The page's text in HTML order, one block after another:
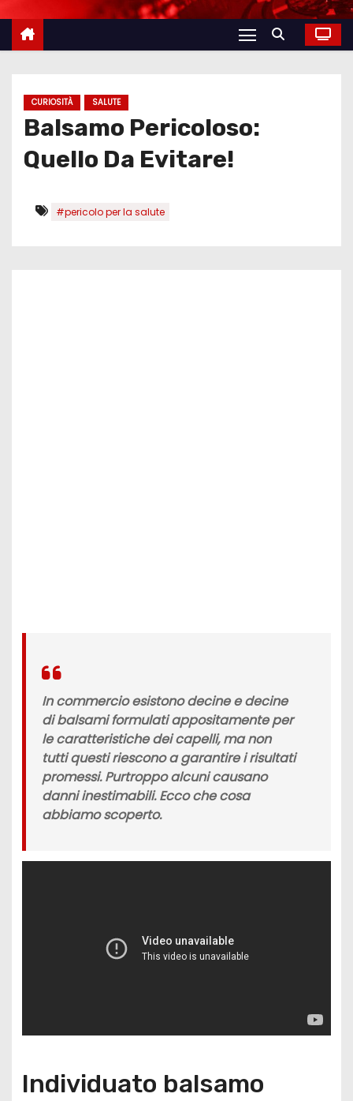
CURIOSITÀ SALUTE
Balsamo Pericoloso:
Quello Da Evitare!
#pericolo per la salute
In commercio esistono decine e decine
di balsami formulati appositamente per
le caratteristiche dei capelli, ma non
tutti questi riescono a garantire i risultati
promessi. Purtroppo alcunicausano
danni inestimabili. Ecco che cosa
abbiamo scoperto.
Individuato balsamo